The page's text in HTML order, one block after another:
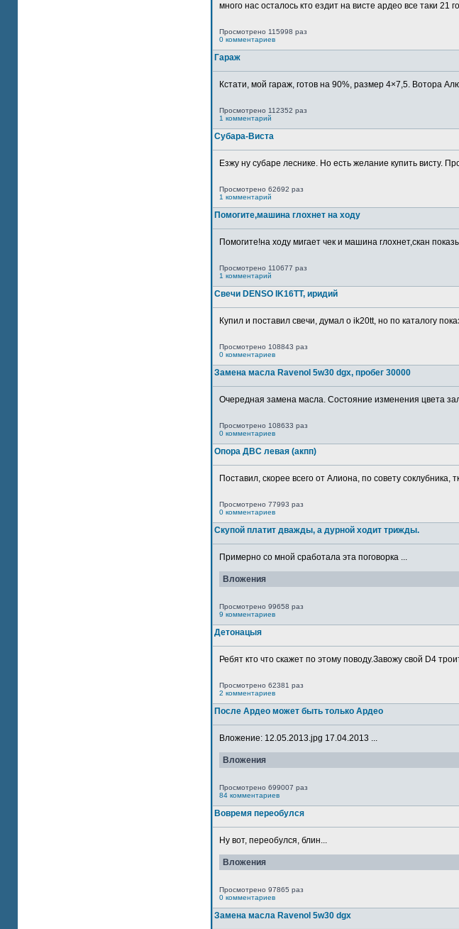
много нас осталось кто ездит на висте ардео все таки 21
Просмотрено 115998 раз
0 комментариев
Гараж
Кстати, мой гараж, готов на 90%, размер 4×7,5. Вотора
Просмотрено 112352 раз
1 комментарий
Субара-Виста
Езжу ну субаре леснике. Но есть желание купить висту.
Просмотрено 62692 раз
1 комментарий
Помогите,машина глохнет на ходу
Помогите!на ходу мигает чек и машина глохнет,скан
Просмотрено 110677 раз
1 комментарий
Свечи DENSO IK16TT, иридий
Купил и поставил свечи, думал о ik20tt, но по каталогу
Просмотрено 108843 раз
0 комментариев
Замена масла Ravenol 5w30 dgx, пробег 30000
Очередная замена масла. Состояние изменения цвета
Просмотрено 108633 раз
0 комментариев
Опора ДВС левая (акпп)
Поставил, скорее всего от Алиона, по совету
Просмотрено 77993 раз
0 комментариев
Скупой платит дважды, а дурной ходит трижды.
Примерно со мной сработала эта поговорка ...
Вложения
Просмотрено 99658 раз
9 комментариев
Детонацыя
Ребят кто что скажет по этому поводу.Завожу свой D4
Просмотрено 62381 раз
2 комментариев
После Ардео может быть только Ардео
Вложение: 12.05.2013.jpg 17.04.2013 ...
Вложения
Просмотрено 699007 раз
84 комментариев
Вовремя переобулся
Ну вот, переобулся, блин...
Вложения
Просмотрено 97865 раз
0 комментариев
Замена масла Ravenol 5w30 dgx